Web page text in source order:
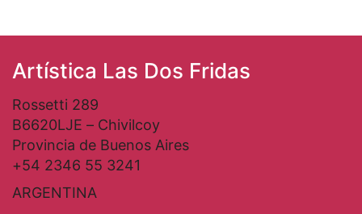
Artística Las Dos Fridas
Rossetti 289
B6620LJE – Chivilcoy
Provincia de Buenos Aires
+54 2346 55 3241
ARGENTINA